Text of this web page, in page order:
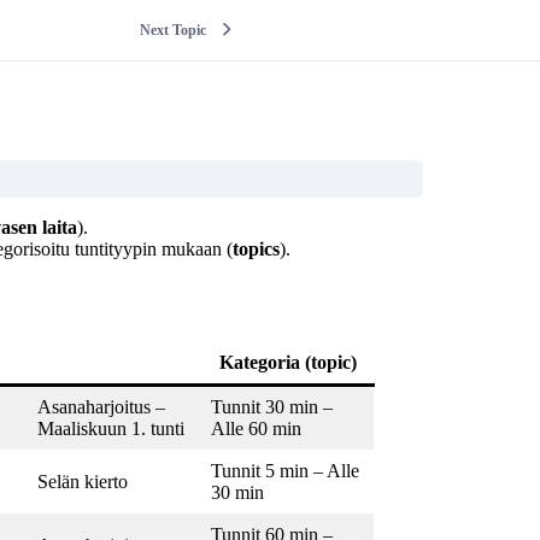
Next Topic
laita).
tuntityypin mukaan (topics).
Kategoria (topic)
Asanaharjoitus –
Maaliskuun 1. tunti
Tunnit 30 min –
Alle 60 min
Selän kierto
Tunnit 5 min – Alle
30 min
Tunnit 60 min –